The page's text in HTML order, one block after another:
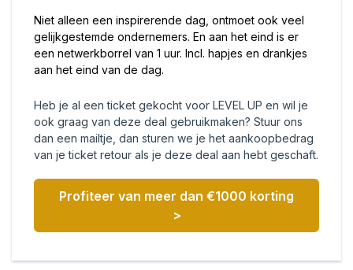
Niet alleen een inspirerende dag, ontmoet ook veel
gelijkgestemde ondernemers. En aan het eind is er
een netwerkborrel van 1 uur. Incl. hapjes en drankjes
aan het eind van de dag.
Heb je al een ticket gekocht voor LEVEL UP en wil je
ook graag van deze deal gebruikmaken? Stuur ons
dan een mailtje, dan sturen we je het aankoopbedrag
van je ticket retour als je deze deal aan hebt geschaft.
Profiteer van meer dan €1000 korting
>